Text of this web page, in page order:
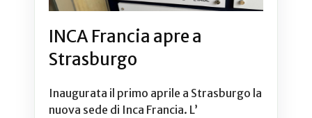
INCA Francia apre a
Strasburgo
Inaugurata il primo aprile a Strasburgo la
nuova sede di Inca Francia. L’